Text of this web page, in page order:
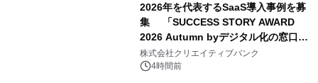
2026年を代表するSaaS導入事例を募
集 「SUCCESS STORY AWARD
2026 Autumn byデジタル化の窓口」
開催
株式会社クリエイティブバンク
4時間前